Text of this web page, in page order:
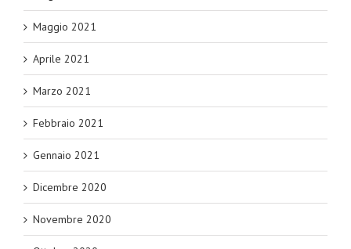
Maggio 2021
Aprile 2021
Marzo 2021
Febbraio 2021
Gennaio 2021
Dicembre 2020
Novembre 2020